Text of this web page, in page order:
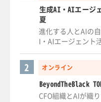
生成AI・AIエージ
夏
進化する人とAIの
I・AIエージェント
オンライン
2
BeyondTheBlack
CFO組織とAIが織